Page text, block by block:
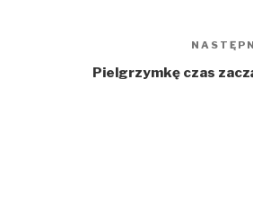
Pielgrzymkę czas